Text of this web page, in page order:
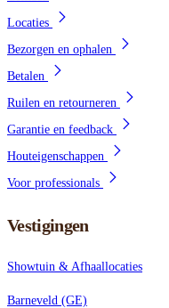
Locaties
Bezorgen en ophalen
Betalen
Ruilen en retourneren
Garantie en feedback
Houteigenschappen
Voor professionals
Vestigingen
Showtuin & Afhaallocaties
Barneveld (GE)